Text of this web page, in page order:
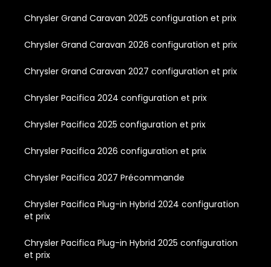
Chrysler Grand Caravan 2025 configuration et prix
Chrysler Grand Caravan 2026 configuration et prix
Chrysler Grand Caravan 2027 configuration et prix
Chrysler Pacifica 2024 configuration et prix
Chrysler Pacifica 2025 configuration et prix
Chrysler Pacifica 2026 configuration et prix
Chrysler Pacifica 2027 Précommande
Chrysler Pacifica Plug-in Hybrid 2024 configuration
et prix
Chrysler Pacifica Plug-in Hybrid 2025 configuration
et prix